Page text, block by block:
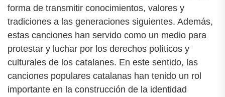
forma de transmitir conocimientos, valores y
tradiciones a las generaciones siguientes. Además,
estas canciones han servido como un medio para
protestar y luchar por los derechos políticos y
culturales de los catalanes. En este sentido, las
canciones populares catalanas han tenido un rol
importante en la construcción de la identidad